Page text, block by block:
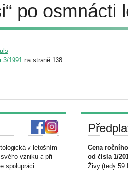
po osmnácti
3/1991 na straně 138
v letošním
vzniku a při
spolupráci
Cena
od čísla 1/
Živy (tedy 59